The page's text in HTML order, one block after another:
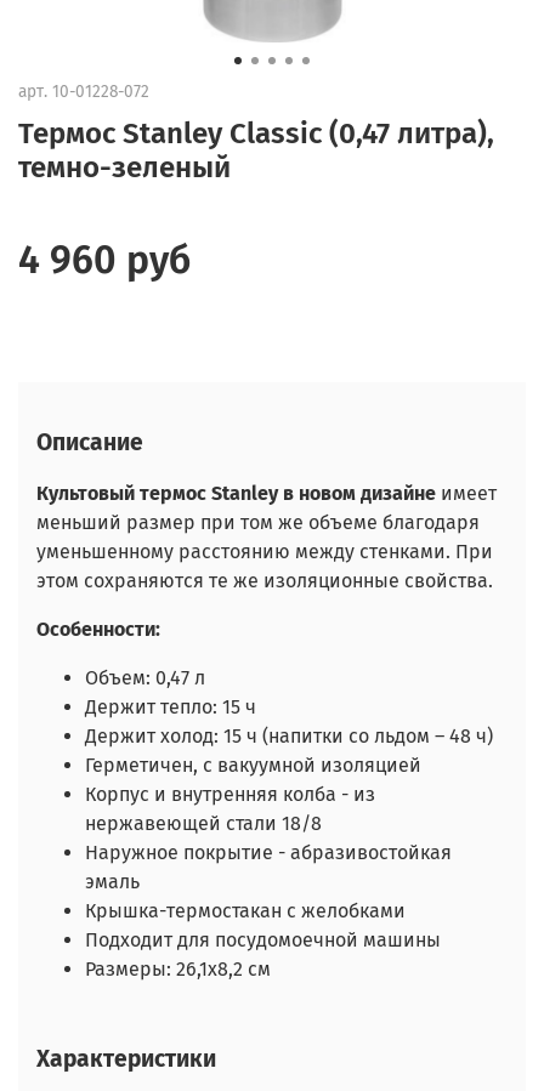
арт. 10-01228-072
Термос Stanley Classic (0,47 литра),
темно-зеленый
4 960 руб
Описание
Культовый термос Stanley в новом дизайне имеет
меньший размер при том же объеме благодаря
уменьшенному расстоянию между стенками. При
этом сохраняются те же изоляционные свойства.
Особенности:
Объем: 0,47 л
Держит тепло: 15 ч
Держит холод: 15 ч (напитки со льдом – 48 ч)
Герметичен, с вакуумной изоляцией
Корпус и внутренняя колба - из
нержавеющей стали 18/8
Наружное покрытие - абразивостойкая
эмаль
Крышка-термостакан c желобками
Подходит для посудомоечной машины
Размеры: 26,1х8,2 см
Характеристики